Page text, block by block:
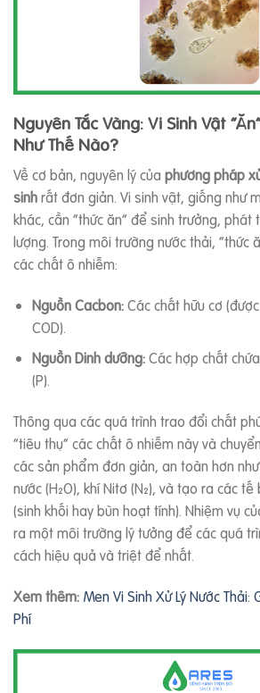
Nguyên Tắc Vàng: Vi Sinh Vật
Như Thế Nào?
Về cơ bản, nguyên lý của phương pháp
sinhrất đơn giản. Vi sinh vật, giống như
khác, cần “thức ăn” để sinh trưởng,
lượng. Trong môi trường nước thải, “thức
các chất ô nhiễm:
Nguồn Cacbon:Các chất hữu cơ
COD).
Nguồn Dinh dưỡng:Các hợp chất
(P).
Thông qua các quá trình trao đổi chất
“tiêu thụ” các chất ô nhiễm này và
các sản phẩm đơn giản, an toàn hơn như
nước (H₂O), khí Nitơ (N₂), và tạo ra các
(sinh khối hay bùn hoạt tính). Nhiệm vụ
ra một môi trường lý tưởng để các quá
cách hiệu quả và triệt để nhất.
Xem thêm: Men Vi Sinh Xử Lý Nước Thải:
Phí